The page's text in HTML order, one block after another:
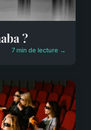
?
7 min de lecture →